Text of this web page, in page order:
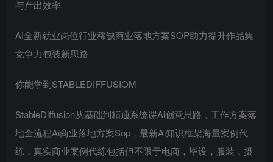
与产出效率
AI全新就业岗位行业稀缺商业落地方案SOP助力提升作品集
竞争力包装新思路
你能学到STABLEDIFFUSIOM
StableDiffusion从基础到精通系统课Ai创意思路，工作方案落
地全流程Ai商业落地方案Sop，最新Ai知识框架海量案例代
练，真实商业案例代练包括但不限于电商，毕设，服装，摄